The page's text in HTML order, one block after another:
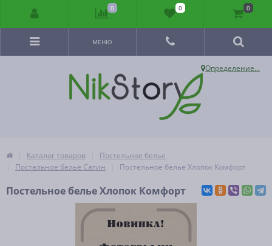
Определение...
МЕНЮ
Каталог товаров
Постельное белье
Постельное белье Сатин
Постельное белье Хлопок Комфорт
Постельное белье Хлопок Комфорт
0 0 0